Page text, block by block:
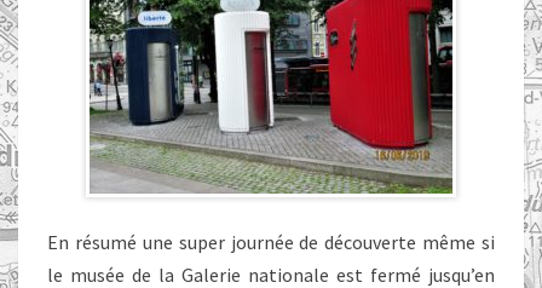
En résumé une super journée de découverte même si
le musée de la Galerie nationale est fermé jusqu’en